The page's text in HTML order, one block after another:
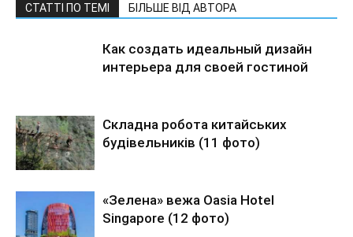
СТАТТІ ПО ТЕМІ БІЛЬШЕ ВІД АВТОРА
Как создать идеальный дизайн
интерьера для своей гостиной
Складна робота китайських
будівельників (11 фото)
«Зелена» вежа Oasia Hotel
Singapore (12 фото)